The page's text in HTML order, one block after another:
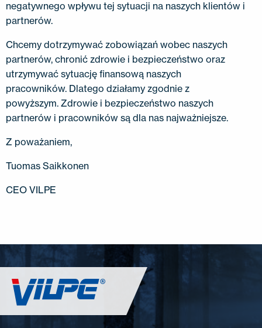
negatywnego wpływu tej sytuacji na naszych klientów i
partnerów.
Chcemy dotrzymywać zobowiązań wobec naszych
partnerów, chronić zdrowie i bezpieczeństwo oraz
utrzymywać sytuację finansową naszych
pracowników. Dlatego działamy zgodnie z
powyższym. Zdrowie i bezpieczeństwo naszych
partnerów i pracowników są dla nas najważniejsze.
Z poważaniem,
Tuomas Saikkonen
CEO VILPE